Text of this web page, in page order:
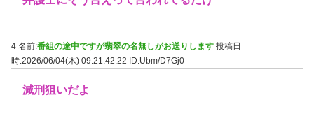
4 名前:番組の途中ですが翡翠の名無しがお送りします 投稿日
時:2026/06/04(木) 09:21:42.22 ID:Ubm/D7Gj0
減刑狙いだよ